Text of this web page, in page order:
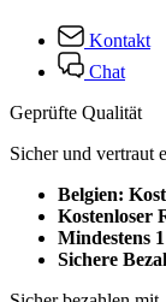
Kontakt
Chat
Geprüfte Qualität
Sicher und vertraut
Belgien:
Kostenloser
Mindestens
Sichere